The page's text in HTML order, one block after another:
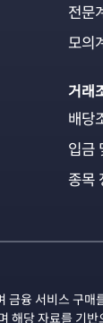
전문
모의
거래
배당
입금
종목
금융 서비스 구
해당 자료를 기